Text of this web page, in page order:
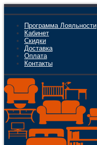
Программа Лояльности
Кабинет
Скидки
Доставка
Оплата
Контакты